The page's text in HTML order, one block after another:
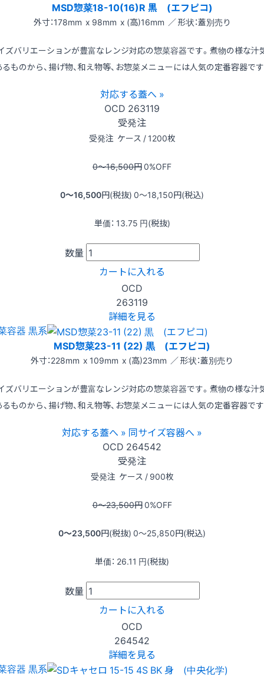
MSD惣菜18-10(16)R 黒 (エフピコ)
外寸：178mm x 98mm x (高)16mm ／ 形状：蓋別売り
ズバリエーションが豊富なレンジ対応の惣菜容器です。煮物の様な汁
ものから、揚げ物、和え物等、お惣菜メニューには人気の定番容器で
対応する蓋へ »
OCD 263119
受発注
受発注 ケース / 1200枚
0〜16,500円0%OFF
0〜16,500円(税抜) 0〜18,150円(税込)
単価： 13.75 円(税抜)
数量
カートに入れる
OCD
263119
詳細を見る
容器 黒系
MSD惣菜23-11 (22) 黒 (エフピコ)
外寸：228mm x 109mm x (高)23mm ／ 形状：蓋別売り
ズバリエーションが豊富なレンジ対応の惣菜容器です。煮物の様な汁
ものから、揚げ物、和え物等、お惣菜メニューには人気の定番容器で
対応する蓋へ » 同サイズ容器へ »
OCD 264542
受発注
受発注 ケース / 900枚
0〜23,500円0%OFF
0〜23,500円(税抜) 0〜25,850円(税込)
単価： 26.11 円(税抜)
数量
カートに入れる
OCD
264542
詳細を見る
容器 黒系